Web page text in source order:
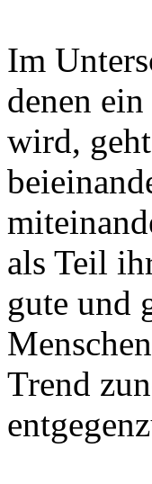
Im
denen
wird,
als Teil
gute und
Trend